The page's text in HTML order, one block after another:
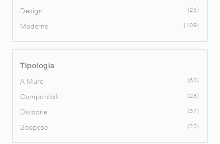
Design 25
Moderne 109
Tipologia
A Muro
63
Componibili 28
Divisorie 37
Sospese 23